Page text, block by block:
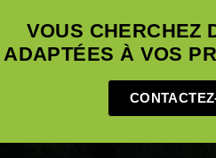
VOUS CHERCHEZ
ADAPTÉES À VOS